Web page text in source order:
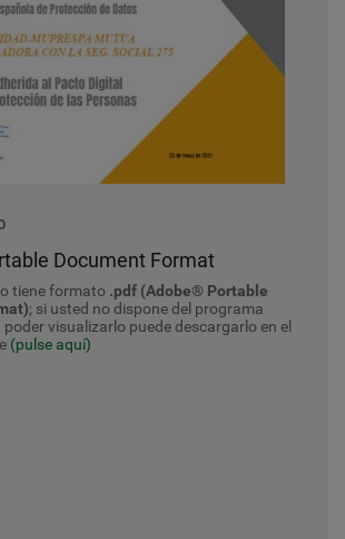
Document Format
tiene formato .pdf (Adobe® Portable
; si usted no dispone del programa
visualizarlo puede descargarlo en el
(pulse aquí)